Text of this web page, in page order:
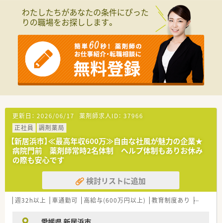
よく業務を進められる工夫がなされています。
■居宅および施設への在宅業務にも幅広く対応しており、地域に
根ざした医療サービスを積極的に提供しています。
【法人特徴】
■愛媛県内にて店舗展開中の地元企業。新居浜市に多く店舗を
構えられ、四国中央市・松山市にも店舗がございます。
■各自で外部の研修に参加したり、各店舗でも勉強会を開くなど
しており、より専門性の高い相談にも対応できるよう資格取得さ
れるなど、地域に根差した医療提供を目指し、日々研鑽されてい
る薬剤師の方が多く在籍されています。
【研修制度】
■ご入職後は日々の業務を通じて一連の流れを習得頂きます。
■患者様から信頼、相談される薬局を目指し、 定期的な局内勉
強会の実施や、地域の勉強会への積極的な参画により、個々の自
己研鑽及びコミュニケーション能力の向上を図っています。
■ゆくゆくは店舗の運営や後輩の育成にも携わり、地域医療を牽
引するリーダーとしてステップアップすることが可能です。
わたしたちがあなたの条件にぴった
りの職場をお探しします。
更新日： 2026/06/17 薬剤師求人ID： 37966
正社員
調剤薬局
【新居浜市】≪最高年収600万≫自由な社風が魅力の企業★
病院門前 薬剤師常時2名体制 ヘルプ体制もありお休み
の際も安心です
検討リストに追加
週32h以上 車通勤可 高給与(600万円以上) 教育制度あり シフト制